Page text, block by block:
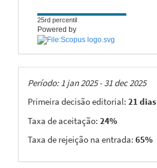
25rd percentil
Powered by
Taxas
Período: 1 jan 2025 - 31 dec 2025
Primeira decisão editorial: 21 dias
Taxa de aceitação: 24%
Taxa de rejeição na entrada: 65%